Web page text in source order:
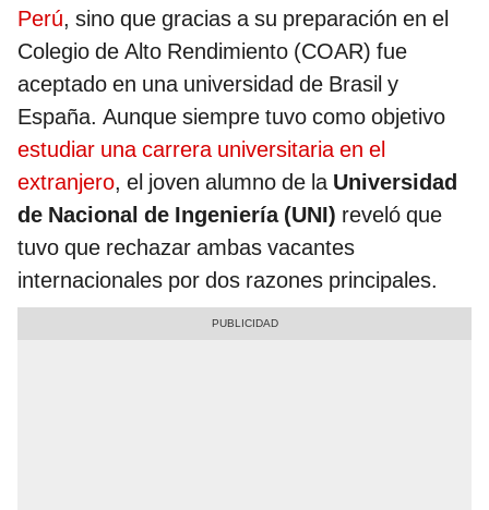
Perú, sino que gracias a su preparación en el
Colegio de Alto Rendimiento (COAR) fue
aceptado en una universidad de Brasil y
España. Aunque siempre tuvo como objetivo
estudiar una carrera universitaria en el
extranjero, el joven alumno de la Universidad
de Nacional de Ingeniería (UNI) reveló que
tuvo que rechazar ambas vacantes
internacionales por dos razones principales.